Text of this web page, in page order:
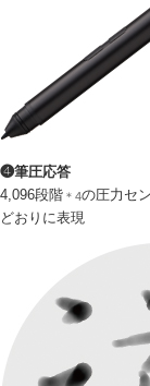
❹筆圧応答
4,096段階 ＊4の圧力セ
どおりに表現